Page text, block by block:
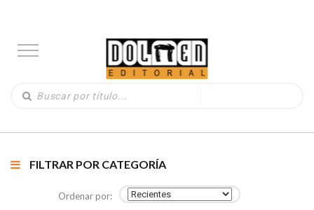
FILTRAR POR CATEGORÍA
Ordenar por: